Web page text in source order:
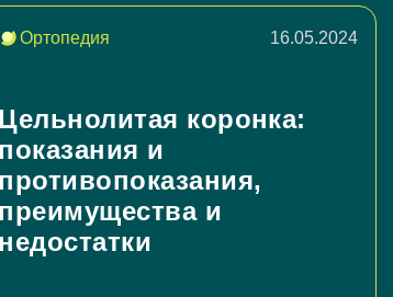
Синус лифтинг
Имплантация
Имплантация
Коронка из
Керамическая
Ортопедия 16.05.2024
Цельнолитая коронка:
показания и
противопоказания,
преимущества и
недостатки